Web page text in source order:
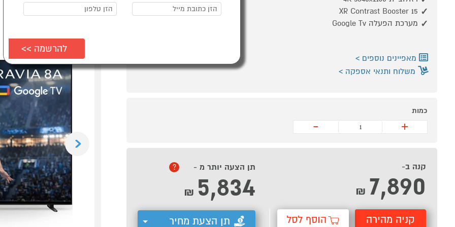
Previous
XR Contrast Booster 15
מערכת הפעלה Google Tv
מאפיינים נוספים
משלוח ותנאי אספקה
כמות
+
-
קנה ב-
7,890
₪
קניה מהירה הוסף לסל
תן הצעה יותר מ - ?
5,834
₪
תן הצעת מחיר